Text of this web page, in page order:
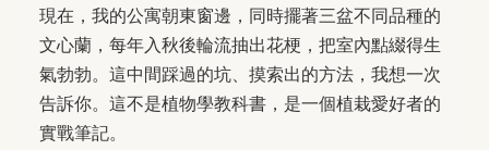
現在，我的公寓朝東窗邊，同時擺著三盆不同品種的
文心蘭，每年入秋後輪流抽出花梗，把室內點綴得生
氣勃勃。這中間踩過的坑、摸索出的方法，我想一次
告訴你。這不是植物學教科書，是一個植栽愛好者的
實戰筆記。